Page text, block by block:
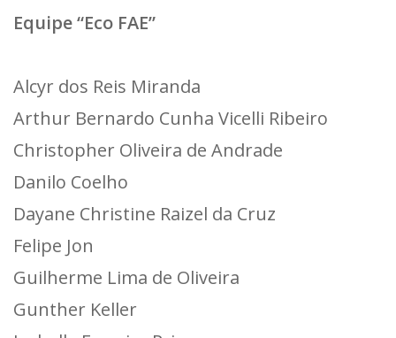
Equipe “Eco FAE”
Alcyr dos Reis Miranda
Arthur Bernardo Cunha Vicelli Ribeiro
Christopher Oliveira de Andrade
Danilo Coelho
Dayane Christine Raizel da Cruz
Felipe Jon
Guilherme Lima de Oliveira
Gunther Keller